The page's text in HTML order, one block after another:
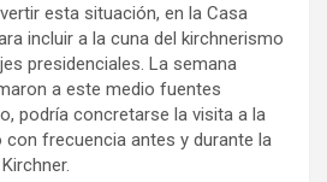
esta situación, en la Casa
incluir a la cuna del kirchnerismo
presidenciales. La semana
a este medio fuentes
podría concretarse la visita a la
con frecuencia antes y durante la